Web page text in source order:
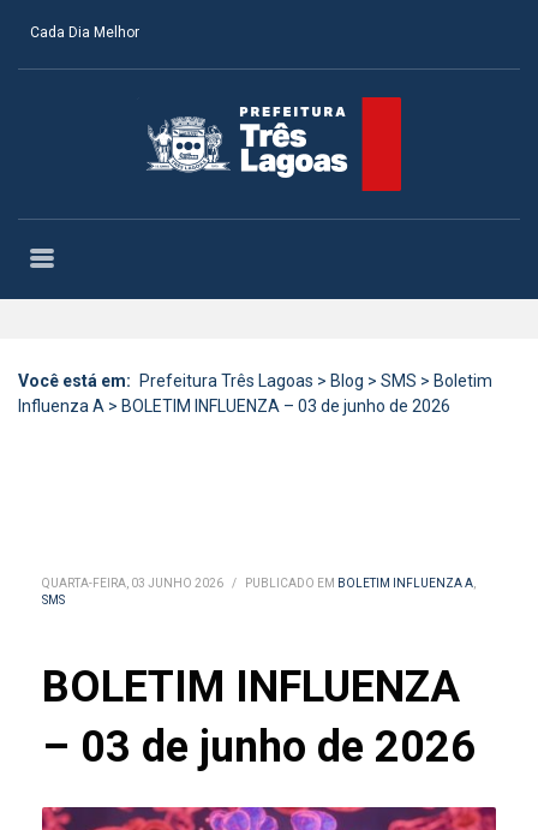
Cada Dia Melhor
Você está em: Prefeitura Três Lagoas > Blog > SMS > Boletim
Influenza A > BOLETIM INFLUENZA – 03 de junho de 2026
QUARTA-FEIRA, 03 JUNHO 2026 / PUBLICADO EM BOLETIM INFLUENZA A,
SMS
BOLETIM INFLUENZA
– 03 de junho de 2026